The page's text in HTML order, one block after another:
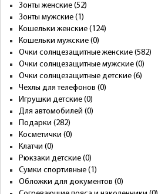
Зонты женские (52)
Зонты мужские (1)
Кошельки женские (124)
Кошельки мужские (0)
Очки солнцезащитные женские (582)
Очки солнцезащитные мужские (0)
Очки солнцезащитные детские (6)
Чехлы для телефонов (0)
Игрушки детские (0)
Для автомобилей (0)
Подарки (282)
Косметички (0)
Клатчи (0)
Рюкзаки детские (0)
Сумки спортивные (1)
Обложки для документов (0)